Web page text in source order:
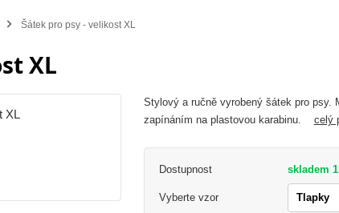
Šátek pro psy - velikost XL
XL
Stylový a ručně vyrobený šátek pro psy.
zapínáním na plastovou karabinu. celý
Dostupnost skladem
Vyberte vzor